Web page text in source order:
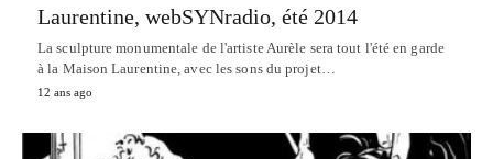
Laurentine, webSYNradio, été 2014
La sculpture monumentale de l'artiste Aurèle sera tout l'été en garde
à la Maison Laurentine, avec les sons du projet…
12 ans ago